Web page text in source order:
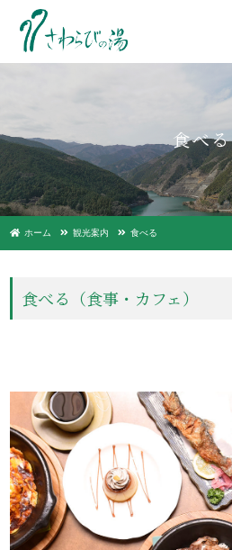
食べる
ホーム 観光案内 食べる
食べる（食事・カフェ）